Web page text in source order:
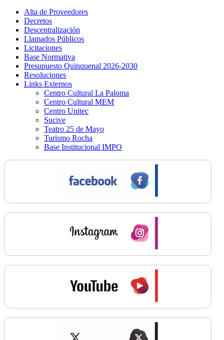
Alta de Proveedores
Decretos
Descentralización
Llamados Públicos
Licitaciones
Base Normativa
Presupuesto Quinquenal 2026-2030
Resoluciones
Links Externos
Centro Cultural La Paloma
Centro Cultural MEM
Centro Unitec
Sucive
Teatro 25 de Mayo
Turismo Rocha
Base Institucional IMPO